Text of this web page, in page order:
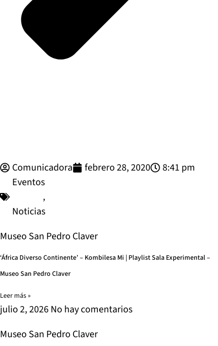
Comunicadora febrero 28, 2020
8:41 pm
Eventos
,
Noticias
Museo San Pedro Claver
‘África Diverso Continente’ – Kombilesa Mi | Playlist Sala Experimental –
Museo San Pedro Claver
Leer más »
julio 2, 2026No hay comentarios
Museo San Pedro Claver